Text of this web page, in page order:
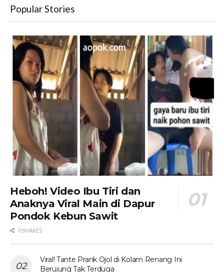
Popular Stories
Heboh! Video Ibu Tiri dan
Anaknya Viral Main di Dapur
Pondok Kebun Sawit
0 SHARES
Viral! Tante Prank Ojol di Kolam Renang Ini
Berujung Tak Terduga